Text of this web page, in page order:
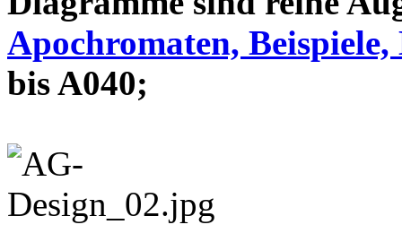
Apochromaten, Beispiele,
bis A040;